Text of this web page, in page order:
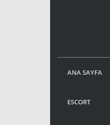
ANA SAYFA
ESCORT